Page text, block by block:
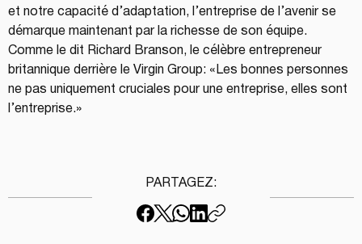
PARTAGEZ:
et notre capacité d’adaptation, l’entreprise de l’avenir se
démarque maintenant par la richesse de son équipe.
Comme le dit Richard Branson, le célèbre entrepreneur
britannique derrière le Virgin Group: «Les bonnes personnes
ne pas uniquement cruciales pour une entreprise, elles sont
l’entreprise.»